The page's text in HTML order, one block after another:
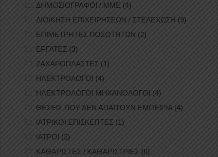
ΔΗΜΟΣΙΟΓΡΑΦΟΙ / ΜΜΕ (4)
ΔΙΟΙΚΗΣΗ ΕΠΙΧΕΙΡΗΣΕΩΝ / ΣΤΕΛΕΧΩΣΗ (9)
ΕΠΙΜΕΤΡΗΤΕΣ ΠΟΣΟΤΗΤΩΝ (2)
ΕΡΓΑΤΕΣ (3)
ΖΑΧΑΡΟΠΛΑΣΤΕΣ (1)
ΗΛΕΚΤΡΟΛΟΓΟΙ (4)
ΗΛΕΚΤΡΟΛΟΓΟΙ ΜΗΧΑΝΟΛΟΓΟΙ (4)
ΘΕΣΕΙΣ ΠΟΥ ΔΕΝ ΑΠΑΙΤΟΥΝ ΕΜΠΕΙΡΙΑ (4)
ΙΑΤΡΙΚΟΙ ΕΠΙΣΚΕΠΤΕΣ (1)
ΙΑΤΡΟΙ (2)
ΚΑΘΑΡΙΣΤΕΣ / ΚΑΘΑΡΙΣΤΡΙΕΣ (6)